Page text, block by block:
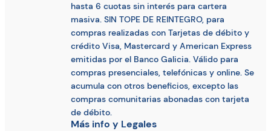
hasta 6 cuotas sin interés para cartera
masiva. SIN TOPE DE REINTEGRO, para
compras realizadas con Tarjetas de débito y
crédito Visa, Mastercard y American Express
emitidas por el Banco Galicia. Válido para
compras presenciales, telefónicas y online. Se
acumula con otros beneficios, excepto las
compras comunitarias abonadas con tarjeta
de débito.
Más info y Legales